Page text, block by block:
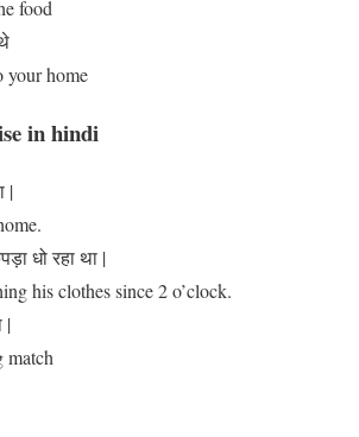
food
your home
in hindi
|
धो रहा था |
his clothes since 2 o’clock.
|